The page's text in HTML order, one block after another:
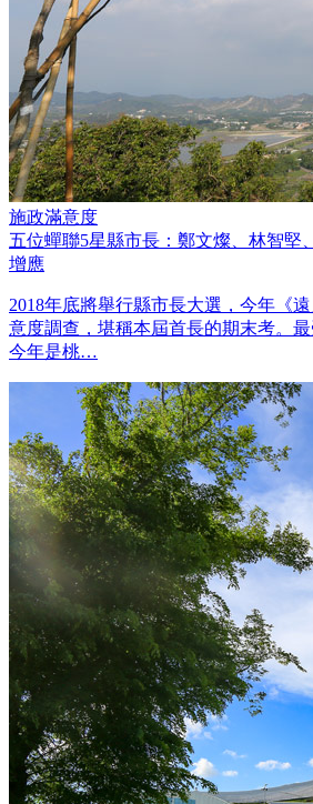
施政滿意度
五位蟬聯5星縣市長：鄭文燦、林智堅
增應
2018年底將舉行縣市長大選，今年《
意度調查，堪稱本屆首長的期末考。最
今年是桃…